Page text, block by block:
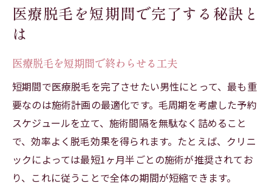
医療脱毛を短期間で完了する秘訣と
は
医療脱毛を短期間で終わらせる工夫
短期間で医療脱毛を完了させたい男性にとって、最も重
要なのは施術計画の最適化です。毛周期を考慮した予約
スケジュールを立て、施術間隔を無駄なく詰めること
で、効率よく脱毛効果を得られます。たとえば、クリニ
ックによっては最短1ヶ月半ごとの施術が推奨されてお
り、これに従うことで全体の期間が短縮できます。